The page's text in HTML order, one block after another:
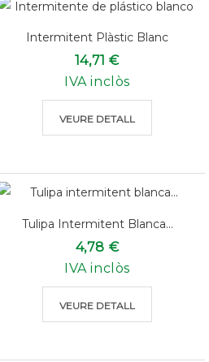
Intermitent Plàstic Blanc
14,71 €
IVA inclòs
VEURE DETALL
Tulipa Intermitent Blanca...
4,78 €
IVA inclòs
VEURE DETALL